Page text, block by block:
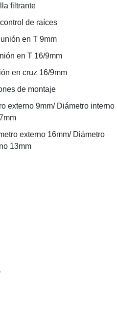
filtrante
de raíces
en T 9mm
en T 16/9mm
en cruz 16/9mm
de montaje
externo 9mm/ Diámetro interno
externo 16mm/ Diámetro
13mm